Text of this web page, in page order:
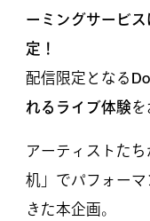
ーミングサービ
定！
配信限定となる
れるライブ体験を
アーティストた
机」でパフォー
きた本企画。